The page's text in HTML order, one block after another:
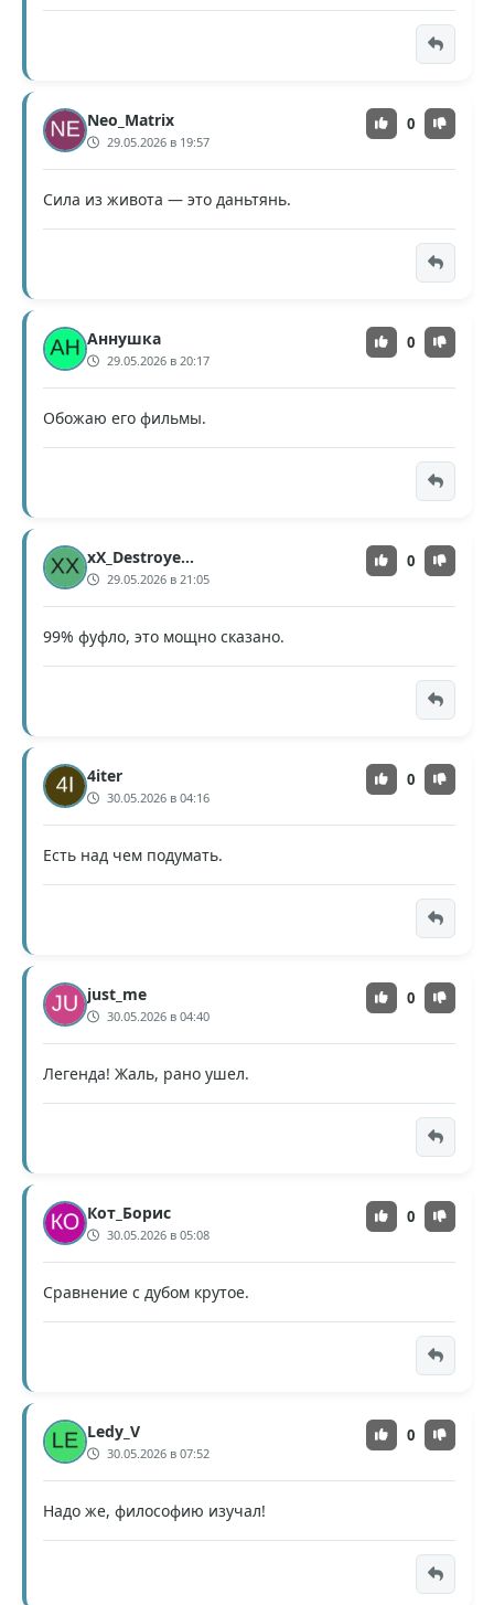
Neo_Matrix
29.05.2026 в 19:57
0
Сила из живота — это даньтянь.
Аннушка
29.05.2026 в 20:17
0
Обожаю его фильмы.
xX_Destroyer_Xx
29.05.2026 в 21:05
0
99% фуфло, это мощно сказано.
4iter
30.05.2026 в 04:16
0
Есть над чем подумать.
just_me
30.05.2026 в 04:40
0
Легенда! Жаль, рано ушел.
Кот_Борис
30.05.2026 в 05:08
0
Сравнение с дубом крутое.
Ledy_V
30.05.2026 в 07:52
0
Надо же, философию изучал!